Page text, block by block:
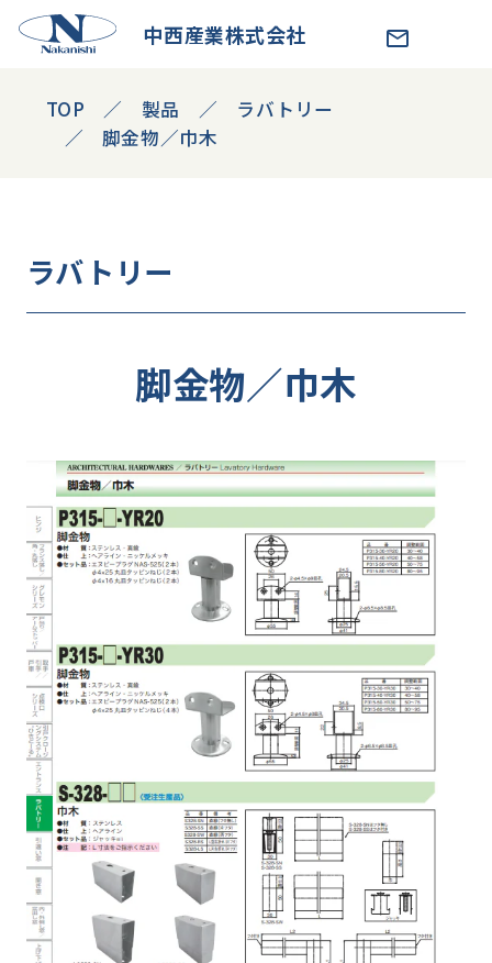
中西産業株式会社
TOP 製品
ラバトリー
脚金物／巾木
ラバトリー
脚金物／巾木